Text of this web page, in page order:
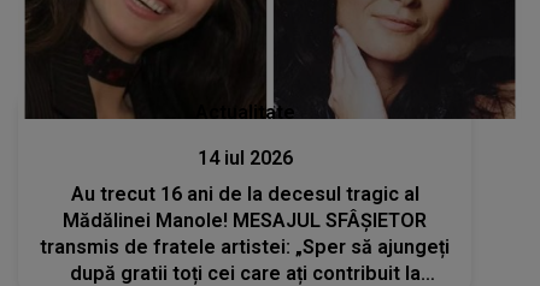
Actualitate
14 iul 2026
Au trecut 16 ani de la decesul tragic al
Mădălinei Manole! MESAJUL SFÂȘIETOR
transmis de fratele artistei: „Sper să ajungeți
după gratii toți cei care ați contribuit la